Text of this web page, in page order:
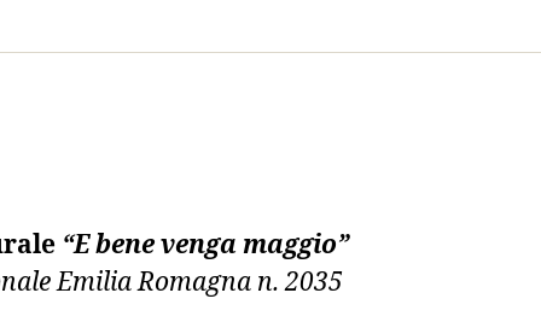
“E bene venga maggio”
Emilia Romagna n. 2035